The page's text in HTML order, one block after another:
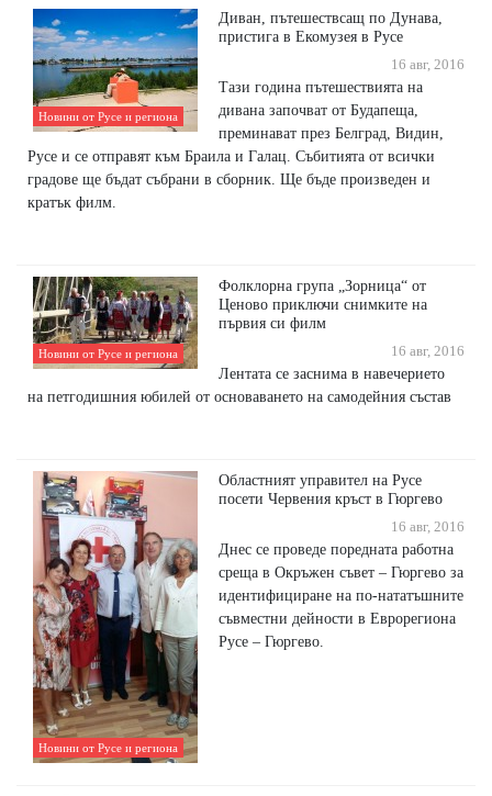
Новини от Русе и региона
Диван, пътешествсащ по Дунава,
пристига в Екомузея в Русе
16 авг, 2016
Тази година пътешествията на
дивана започват от Будапеща,
преминават през Белград, Видин,
Русе и се отправят към Браила и Галац. Събитията от всички
градове ще бъдат събрани в сборник. Ще бъде произведен и
кратък филм.
Новини от Русе и региона
Фолклорна група „Зорница“ от
Ценово приключи снимките на
първия си филм
16 авг, 2016
Лентата се заснима в навечерието
на петгодишния юбилей от основаването на самодейния състав
Новини от Русе и региона
Областният управител на Русе
посети Червения кръст в Гюргево
16 авг, 2016
Днес се проведе поредната работна
среща в Окръжен съвет – Гюргево за
идентифициране на по-нататъшните
съвместни дейности в Еврорегиона
Русе – Гюргево.